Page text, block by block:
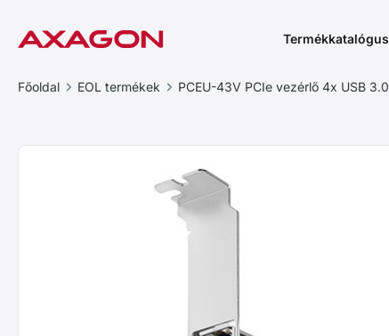
Termékkatalógus
Főoldal EOL termékek PCEU-43V PCIe vezérlő 4x USB 3.0